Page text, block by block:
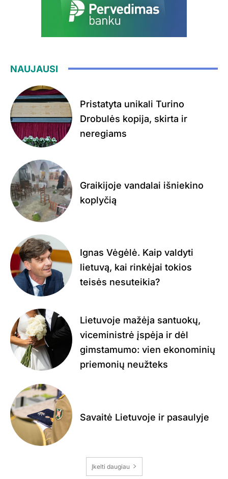
NAUJAUSI
Pristatyta unikali Turino
Drobulės kopija, skirta ir
neregiams
Graikijoje vandalai išniekino
koplyčią
Ignas Vėgėlė. Kaip valdyti
lietuvą, kai rinkėjai tokios
teisės nesuteikia?
Lietuvoje mažėja santuokų,
viceministrė įspėja ir dėl
gimstamumo: vien ekonominių
priemonių neužteks
Savaitė Lietuvoje ir pasaulyje
Įkelti daugiau